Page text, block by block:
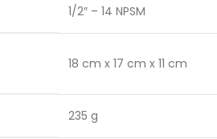
1/2″ – 14 NPSM
18 cm x 17 cm x 11 cm
235 g